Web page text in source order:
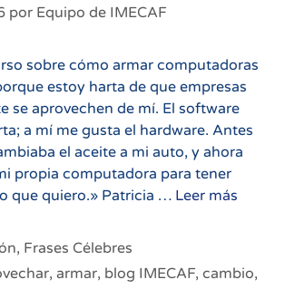
por Equipo de IMECAF
sobre cómo armar computadoras
estoy harta de que empresas
se aprovechen de mí. El software
a mí me gusta el hardware. Antes
el aceite a mi auto, y ahora
propia computadora para tener
que quiero.» Patricia … Leer más
, Frases Célebres
, armar, blog IMECAF, cambio,